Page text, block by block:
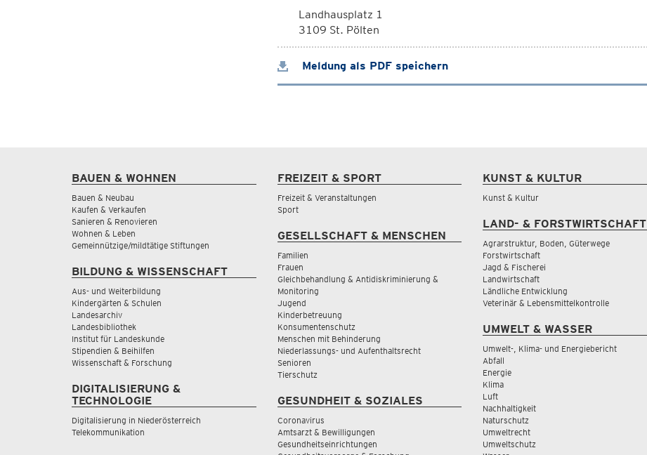
Landhausplatz 1
3109 St. Pölten
Meldung als PDF speichern
BAUEN & WOHNEN
Bauen & Neubau
Kaufen & Verkaufen
Sanieren & Renovieren
Wohnen & Leben
Gemeinnützige/mildtätige Stiftungen
BILDUNG & WISSENSCHAFT
Aus- und Weiterbildung
Kindergärten & Schulen
Landesarchiv
Landesbibliothek
Institut für Landeskunde
Stipendien & Beihilfen
Wissenschaft & Forschung
DIGITALISIERUNG &
TECHNOLOGIE
Digitalisierung in Niederösterreich
Telekommunikation
FREIZEIT & SPORT
Freizeit & Veranstaltungen
Sport
GESELLSCHAFT & MENSCHEN
Familien
Frauen
Gleichbehandlung & Antidiskriminierung &
Monitoring
Jugend
Kinderbetreuung
Konsumentenschutz
Menschen mit Behinderung
Niederlassungs- und Aufenthaltsrecht
Senioren
Tierschutz
GESUNDHEIT & SOZIALES
Coronavirus
Amtsarzt & Bewilligungen
Gesundheitseinrichtungen
KUNST & KULTUR
Kunst & Kultur
LAND- & FORSTWIRTSCHAFT
Agrarstruktur, Boden, Güterwege
Forstwirtschaft
Jagd & Fischerei
Landwirtschaft
Ländliche Entwicklung
Veterinär & Lebensmittelkontrolle
UMWELT & WASSER
Umwelt-, Klima- und Energiebericht
Abfall
Energie
Klima
Luft
Nachhaltigkeit
Naturschutz
Umweltrecht
Umweltschutz